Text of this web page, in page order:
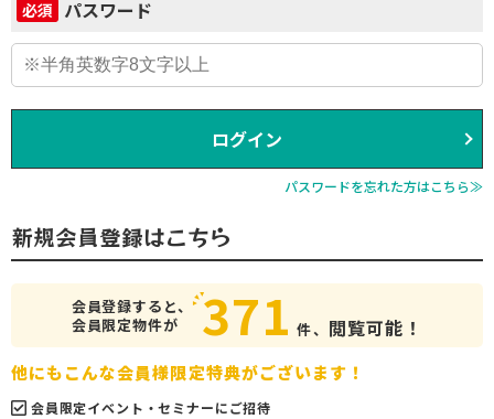
必須 パスワード
ログイン
パスワードを忘れた方はこちら≫
新規会員登録はこちら
会員登録すると、
会員限定物件が
371 件、 閲覧可能！
他にもこんな会員様限定特典がございます！
会員限定イベント・セミナーにご招待